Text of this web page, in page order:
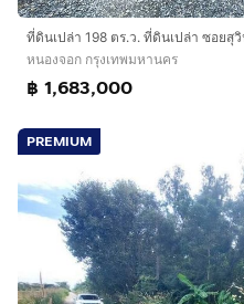
หนองจอก กรุงเทพมหานคร
฿ 1,683,000
PREMIUM